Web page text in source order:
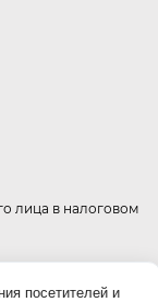
лица в налоговом
посетителей и